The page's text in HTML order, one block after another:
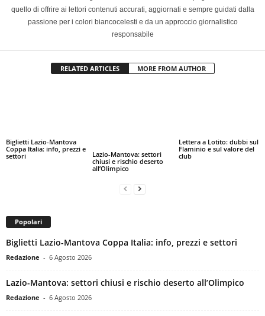
quello di offrire ai lettori contenuti accurati, aggiornati e sempre guidati dalla
passione per i colori biancocelesti e da un approccio giornalistico
responsabile
RELATED ARTICLES MORE FROM AUTHOR
Biglietti Lazio-Mantova
Coppa Italia: info, prezzi e
settori
Lazio-Mantova: settori
chiusi e rischio deserto
all’Olimpico
Lettera a Lotito: dubbi sul
Flaminio e sul valore del
club
Popolari
Biglietti Lazio-Mantova Coppa Italia: info, prezzi e settori
Redazione - 6 Agosto 2026
Lazio-Mantova: settori chiusi e rischio deserto all’Olimpico
Redazione - 6 Agosto 2026